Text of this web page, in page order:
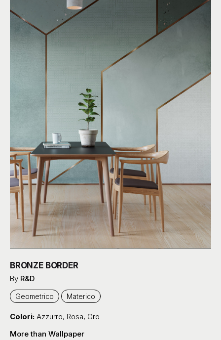
BRONZE BORDER
Geometrico Materico
Colori: Azzurro,Rosa,Oro
More than Wallpaper